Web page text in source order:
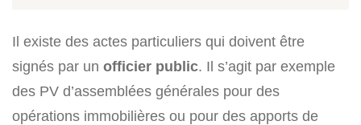
Il existe des actes particuliers qui doivent être
signés par un officier public. Il s’agit par exemple
des PV d’assemblées générales pour des
opérations immobilières ou pour des apports de